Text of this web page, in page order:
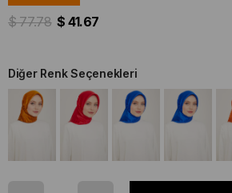
$ 77.78 $ 41.67
Diğer Renk Seçenekleri